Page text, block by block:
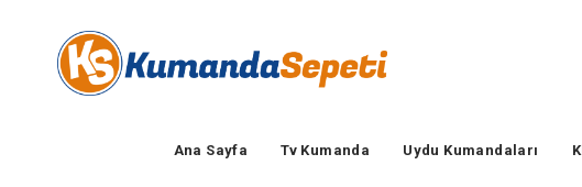
Ana Sayfa Tv Kumanda Uydu Kumandaları